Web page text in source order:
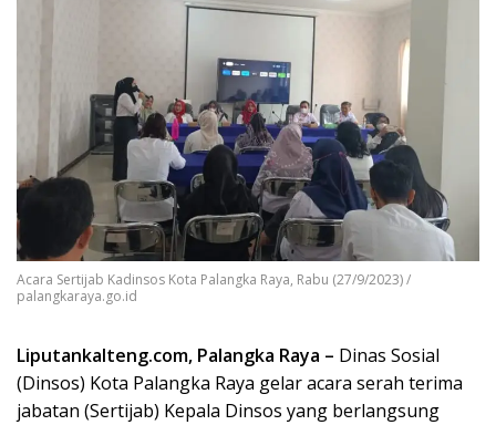
Acara Sertijab Kadinsos Kota Palangka Raya, Rabu (27/9/2023) /
palangkaraya.go.id
Liputankalteng.com, Palangka Raya – Dinas Sosial
(Dinsos) Kota Palangka Raya gelar acara serah terima
jabatan (Sertijab) Kepala Dinsos yang berlangsung